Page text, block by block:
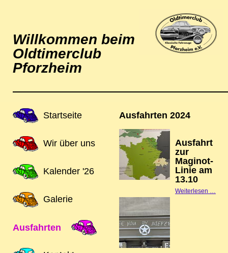
Willkommen beim
Oldtimerclub
Pforzheim
Ausfahrten 2024
Ausfahrt
zur
Maginot-
Linie am
13.10
Weiterlesen …
Navigation
Startseite
Wir über uns
Kalender '26
Galerie
Ausfahrten